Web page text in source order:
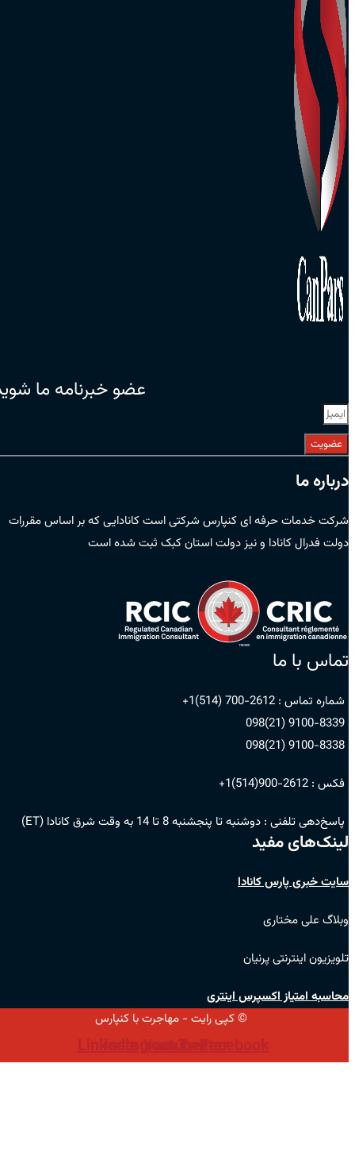
عضو خبرنامه ما شوید
عضویت
درباره ما
شرکت خدمات حرفه ای کنپارس شرکتی است کانادایی که بر اساس مقررات
دولت فدرال کانادا و نیز دولت استان کبک ثبت شده است
تماس با ما
شماره تماس : 2612-700 (514)1+
9100-8339 (21)098
9100-8338 (21)098
فکس : 2612-900(514)1+
پاسخ‌دهی تلفنی : دوشنبه تا پنجشنبه 8 تا 14 به وقت شرق کانادا (ET)
لینک‌های مفید
سایت خبری پارس کانادا
وبلاگ علی مختاری
تلویزیون اینترنتی پرنیان
محاسبه امتیاز اکسپرس اینتری
© کپی رایت - مهاجرت با کنپارس